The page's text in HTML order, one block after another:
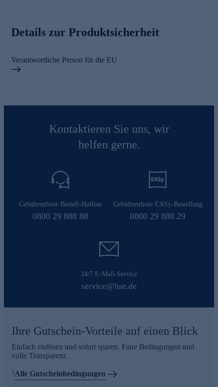
Details zur Produktsicherheit
Verantwortliche Person für die EU
Kontaktieren Sie uns, wir
helfen gerne.
Gebührenfreie Bestell-Hotline
0800 29 888 88
Gebührenfreie EASy-Bestellung
0800 29 888 29
24/7 E-Mail-Service
service@hse.de
Ihre Gutschein-Vorteile auf einen Blick
Einfach einlösen und sofort sparen. Faire Bedingungen und
volle Transparenz.
1 Alle Gutscheinbedingungen